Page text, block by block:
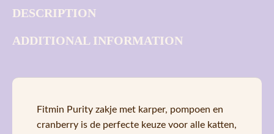
DESCRIPTION
ADDITIONAL INFORMATION
Fitmin Purity zakje met karper, pompoen en
cranberry is de perfecte keuze voor alle katten,